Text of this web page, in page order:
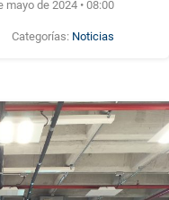
mayo de 2024 • 08:00
Categorías: Noticias